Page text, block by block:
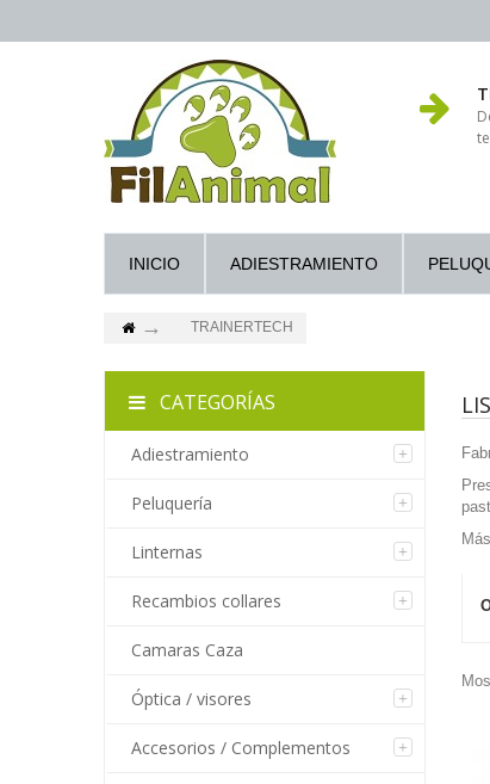
INICIO ADIESTRAMIENTO
TRAINERTECH
CATEGORÍAS
Adiestramiento
Peluquería
Linternas
Recambios collares
Camaras Caza
Óptica / visores
Accesorios / Complementos
Más